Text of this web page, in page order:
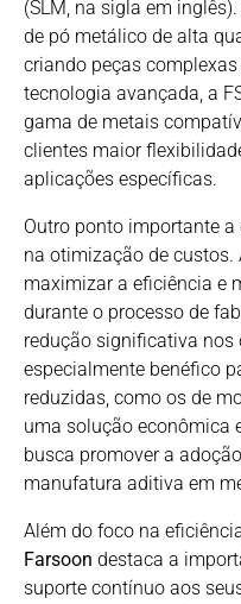
(SLM, na sigla em inglês).
de pó metálico de alta
criando peças
tecnologia avançada, a
gama de metais
clientes maior
aplicações específicas.
Outro ponto importante
na otimização de custos.
maximizar a eficiência e
durante o processo de
redução significativa nos
especialmente benéfico
reduzidas, como os de
uma solução econômica
busca promover a
manufatura aditiva em
Além do foco na
Farsoon destaca a
suporte contínuo aos